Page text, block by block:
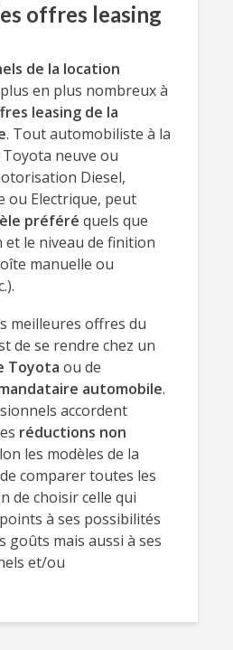
offres leasing
de la location
en plus nombreux à
leasing de la
. Tout automobiliste à la
Toyota neuve ou
Diesel,
ou Electrique, peut
préféré quels que
le niveau de finition
manuelle ou
meilleures offres du
de se rendre chez un
Toyota ou de
automobile.
accordent
réductions non
les modèles de la
comparer toutes les
de choisir celle qui
à ses possibilités
goûts mais aussi à ses
et/ou